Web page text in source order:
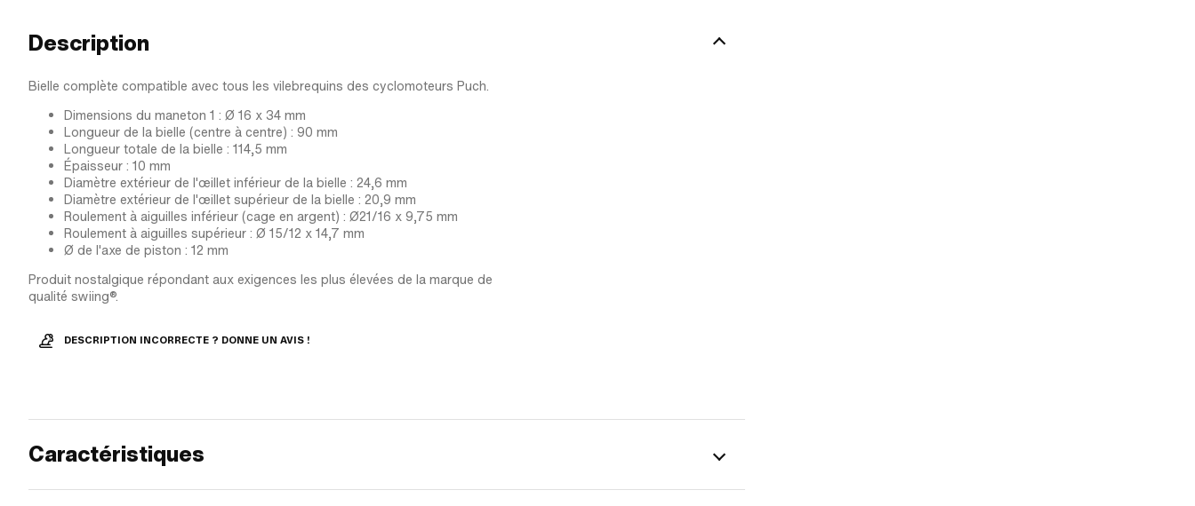
Description
Bielle complète compatible avec tous les vilebrequins des cyclomoteurs Puch.
Dimensions du maneton 1 : Ø 16 x 34 mm
Longueur de la bielle (centre à centre) : 90 mm
Longueur totale de la bielle : 114,5 mm
Épaisseur : 10 mm
Diamètre extérieur de l'œillet inférieur de la bielle : 24,6 mm
Diamètre extérieur de l'œillet supérieur de la bielle : 20,9 mm
Roulement à aiguilles inférieur (cage en argent) : Ø21/16 x 9,75 mm
Roulement à aiguilles supérieur : Ø 15/12 x 14,7 mm
Ø de l'axe de piston : 12 mm
Produit nostalgique répondant aux exigences les plus élevées de la marque de
qualité swiing®.
DESCRIPTION INCORRECTE ? DONNE UN AVIS !
Caractéristiques